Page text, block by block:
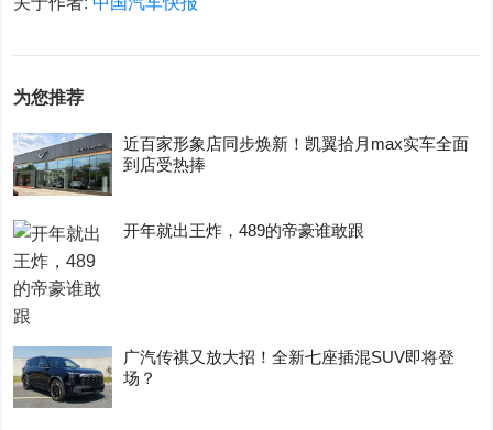
为您推荐
近百家形象店同步焕新！凯翼拾月max实车全面
到店受热捧
开年就出王炸，489的帝豪谁敢跟
广汽传祺又放大招！全新七座插混SUV即将登
场？